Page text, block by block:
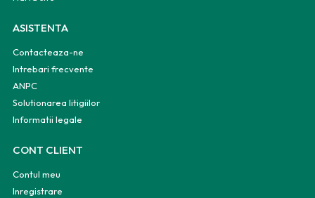
ASISTENTA
Contacteaza-ne
Intrebari frecvente
ANPC
Solutionarea litigiilor
Informatii legale
CONT CLIENT
Contul meu
Inregistrare